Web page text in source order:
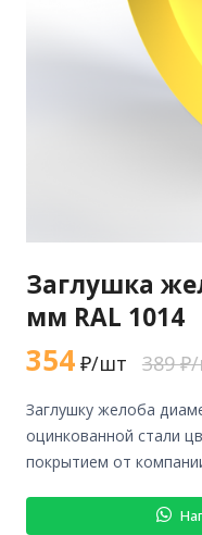
Заглушка
мм RAL 1014
354₽/шт 389
заглушку желоба диаметр 300 мм RAL 1014 из
оцинкованной стали
покрытием от